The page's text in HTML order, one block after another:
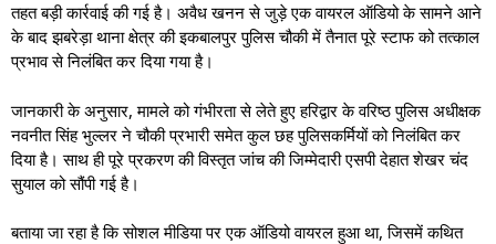
तहत बड़ी कार्रवाई की गई है। अवैध खनन से जुड़े एक वायरल ऑडियो के सामने आने
के बाद झबरेड़ा थाना क्षेत्र की इकबालपुर पुलिस चौकी में तैनात पूरे स्टाफ को तत्काल
प्रभाव से निलंबित कर दिया गया है।
जानकारी के अनुसार, मामले को गंभीरता से लेते हुए हरिद्वार के वरिष्ठ पुलिस अधीक्षक
नवनीत सिंह भुल्लर ने चौकी प्रभारी समेत कुल छह पुलिसकर्मियों को निलंबित कर
दिया है। साथ ही पूरे प्रकरण की विस्तृत जांच की जिम्मेदारी एसपी देहात शेखर चंद
सुयाल को सौंपी गई है।
बताया जा रहा है कि सोशल मीडिया पर एक ऑडियो वायरल हुआ था, जिसमें कथित